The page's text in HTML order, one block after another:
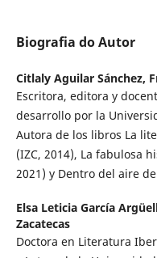
Biografia do Autor
Citlaly Aguilar Sánchez,
Escritora, editora y
desarrollo por la
Autora de los libros La
(IZC, 2014), La fabulosa
2021) y Dentro del aire
Elsa Leticia García
Zacatecas
Doctora en Literatura